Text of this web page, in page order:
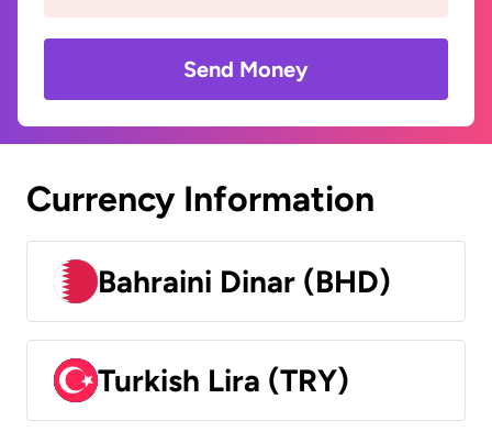
Send Money
Currency Information
Bahraini Dinar (BHD)
Turkish Lira (TRY)